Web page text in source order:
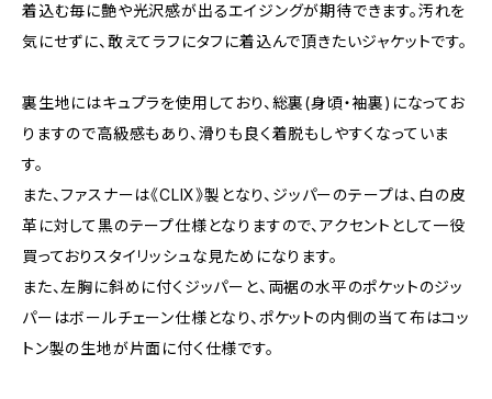
着込む毎に艶や光沢感が出るエイジングが期待できます。汚れを
気にせずに、敢えてラフにタフに着込んで頂きたいジャケットです。
裏生地にはキュプラを使用しており、総裏(身頃・袖裏)になってお
りますので高級感もあり、滑りも良く着脱もしやすくなっていま
す。
また、ファスナーは《CLIX》製となり、ジッパーのテープは、白の皮
革に対して黒のテープ仕様となりますので、アクセントとして一役
買っておりスタイリッシュな見ためになります。
また、左胸に斜めに付くジッパーと、両裾の水平のポケットのジッ
パーはボールチェーン仕様となり、ポケットの内側の当て布はコッ
トン製の生地が片面に付く仕様です。